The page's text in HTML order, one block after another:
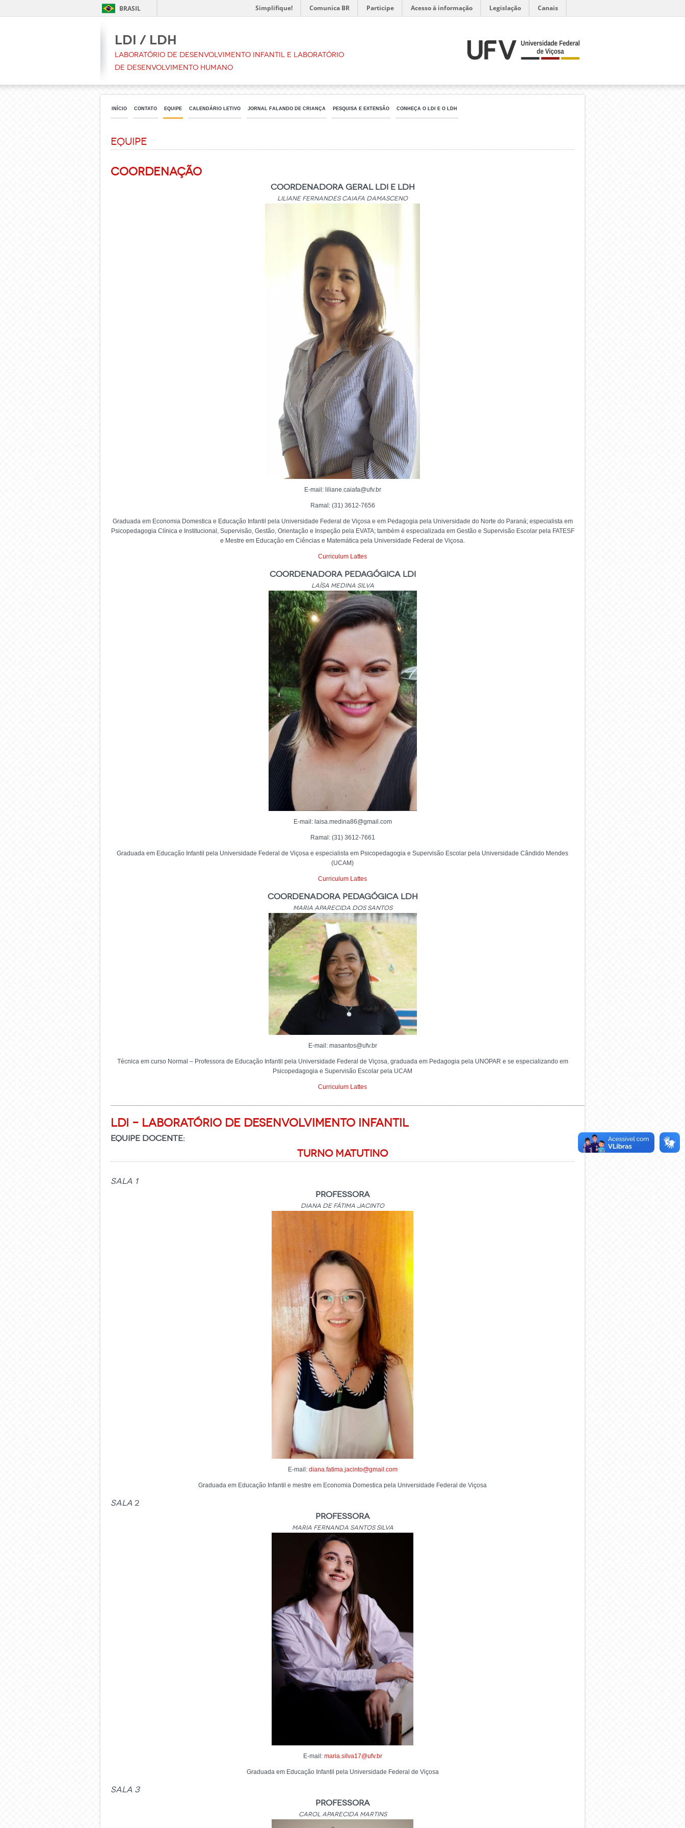
BRASIL Simplifique! Comunica BR Participe Acesso à informação Legislação Canais
LDI / LDH
Laboratório de Desenvolvimento Infantil e Laboratório
de Desenvolvimento Humano
INÍCIO CONTATO EQUIPE CALENDÁRIO LETIVO JORNAL FALANDO DE CRIANÇA PESQUISA E EXTENSÃO CONHEÇA O LDI E O LDH
Equipe
Coordenação
Coordenadora Geral LDI e LDH
Liliane Fernandes Caiafa Damasceno
E-mail: liliane.caiafa@ufv.br
Ramal: (31) 3612-7656
Graduada em Economia Domestica e Educação Infantil pela Universidade Federal de Viçosa e em Pedagogia pela Universidade do Norte do Paraná; especialista em
Psicopedagogia Clínica e Institucional, Supervisão, Gestão, Orientação e Inspeção pela EVATA; também é especializada em Gestão e Supervisão Escolar pela FATESF
e Mestre em Educação em Ciências e Matemática pela Universidade Federal de Viçosa.
Curriculum Lattes
Coordenadora Pedagógica LDI
Laísa Medina Silva
E-mail: laisa.medina86@gmail.com
Ramal: (31) 3612-7661
Graduada em Educação Infantil pela Universidade Federal de Viçosa e especialista em Psicopedagogia e Supervisão Escolar pela Universidade Cândido Mendes
(UCAM)
Curriculum Lattes
Coordenadora Pedagógica LDH
Maria Aparecida dos Santos
E-mail: masantos@ufv.br
Técnica em curso Normal – Professora de Educação Infantil pela Universidade Federal de Viçosa, graduada em Pedagogia pela UNOPAR e se especializando em
Psicopedagogia e Supervisão Escolar pela UCAM
Curriculum Lattes
LDI – Laboratório de Desenvolvimento Infantil
Equipe Docente:
Turno Matutino
Sala 1
Professora
Diana de Fátima Jacinto
E-mail: diana.fatima.jacinto@gmail.com
Graduada em Educação Infantil e mestre em Economia Domestica pela Universidade Federal de Viçosa
Sala 2
Professora
Maria Fernanda Santos Silva
E-mail: maria.silva17@ufv.br
Graduada em Educação Infantil pela Universidade Federal de Viçosa
Sala 3
Professora
Carol Aparecida Martins